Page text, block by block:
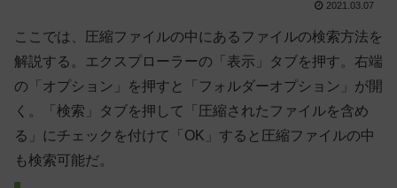
2021.03.07
ここでは、圧縮ファイルの中にあるファイルの検索方法を
解説する。エクスプローラーの「表示」タブを押す。右端
の「オプション」を押すと「フォルダーオプション」が開
く。「検索」タブを押して「圧縮されたファイルを含め
る」にチェックを付けて「OK」すると圧縮ファイルの中
も検索可能だ。